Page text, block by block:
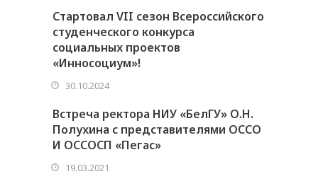
Стартовал VII сезон Всероссийского
студенческого конкурса
социальных проектов
«Инносоциум»!
30.10.2024
Встреча ректора НИУ «БелГУ» О.Н.
Полухина с представителями ОССО
И ОССОСП «Пегас»
19.03.2021